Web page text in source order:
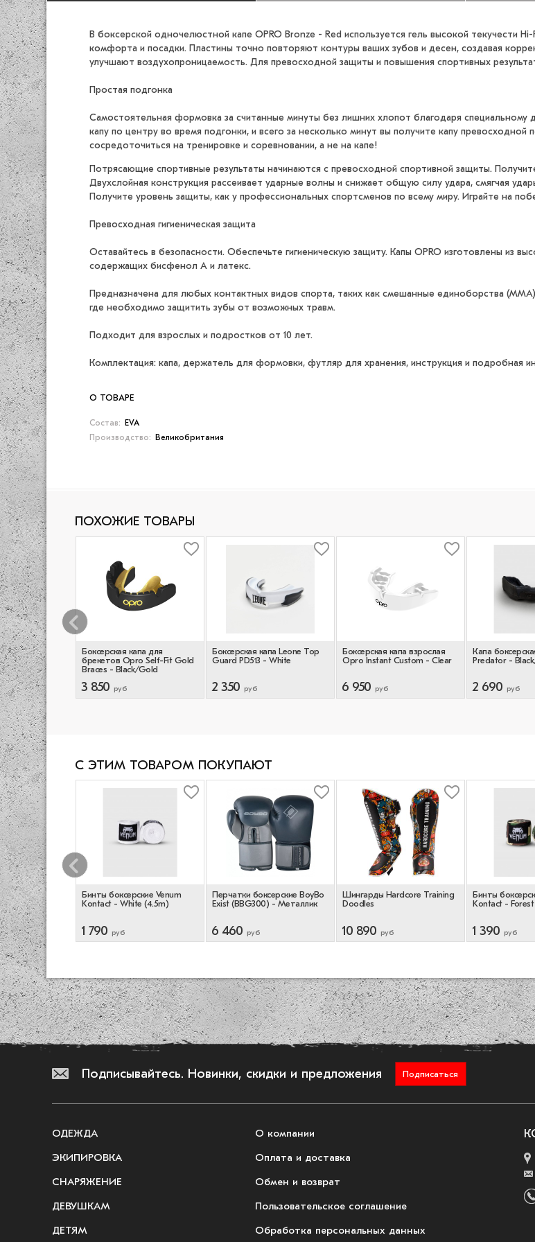
В боксерской одночелюстной капе OPRO Bronze - Red используется гель высокой текучести
комфорта и посадки. Пластины точно повторяют контуры ваших зубов и десен, создавая
улучшают воздухопроницаемость. Для превосходной защиты и повышения спортивных
Простая подгонка
Самостоятельная формовка за считанные минуты без лишних хлопот благодаря
капу по центру во время подгонки, и всего за несколько минут вы получите капу
сосредоточиться на тренировке и соревновании, а не на капе!
Потрясающие спортивные результаты начинаются с превосходной спортивной защиты.
Двухслойная конструкция рассеивает ударные волны и снижает общую силу удара, смягчая
Получите уровень защиты, как у профессиональных спортсменов по всему миру. Играйте на
Превосходная гигиеническая защита
Оставайтесь в безопасности. Обеспечьте гигиеническую защиту. Капы OPRO изготовлены из
содержащих бисфенол А и латекс.
Предназначена для любых контактных видов спорта, таких как смешанные единоборства
где необходимо защитить зубы от возможных травм.
Подходит для взрослых и подростков от 10 лет.
Комплектация: капа, держатель для формовки, футляр для хранения, инструкция и подробная
О ТОВАРЕ
Состав:
EVA
Производство:
Великобритания
ПОХОЖИЕ ТОВАРЫ
Hardcore
Боксерская капа для
брекетов Opro Self-Fit Gold
Braces - Black/Gold
3 850 руб
Боксерская капа Leone Top
Guard PD513 - White
2 350 руб
Боксерская капа взрослая
Opro Instant Custom - Clear
6 950 руб
Капа
Predator -
2 690 руб
С ЭТИМ ТОВАРОМ ПОКУПАЮТ
Venum
Бинты боксерские Venum
Kontact - White (4.5m)
1 790 руб
Перчатки боксерские BoyBo
Exist (BBG300) - Металлик
6 460 руб
Шингарды Hardcore Training
Doodles
10 890 руб
Бинты
Kontact -
1 390 руб
Подписывайтесь. Новинки, скидки и предложения Подписаться
ОДЕЖДА
ЭКИПИРОВКА
СНАРЯЖЕНИЕ
ДЕВУШКАМ
ДЕТЯМ
О компании
Оплата и доставка
Обмен и возврат
Пользовательское соглашение
Обработка персональных данных